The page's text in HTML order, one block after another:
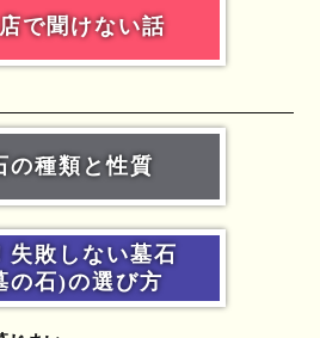
で聞けない話
の種類と性質
失敗しない墓石
の石)の選び方